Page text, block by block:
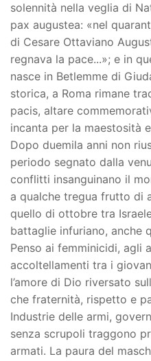
solennità nella veglia di
pax augustea: «nel
di Cesare Ottaviano
regnava la pace...»; e in
nasce in Betlemme di
storica, a Roma rimane
pacis, altare
incanta per la maestosità
Dopo duemila anni non
periodo segnato dalla
conflitti insanguinano il
a qualche tregua frutto di
quello di ottobre tra
battaglie infuriano, anche
Penso ai femminicidi, agli
accoltellamenti tra i
l’amore di Dio riversato
che fraternità, rispetto e
Industrie delle armi,
senza scrupoli traggono
armati. La paura del